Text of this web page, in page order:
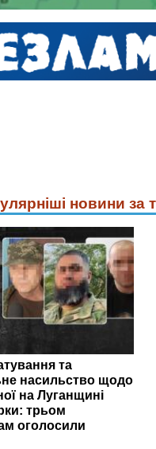
новини за
та
насильство щодо
на Луганщині
трьом
оголосили